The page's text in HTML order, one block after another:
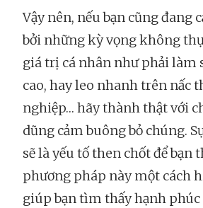
Vậy nên, nếu bạn cũng đang
bởi những kỳ vọng không
giá trị cá nhân như phải làm
cao, hay leo nhanh trên nấc
nghiệp… hãy thành thật với
dũng cảm buông bỏ chúng.
sẽ là yếu tố then chốt để bạn
phương pháp này một cách
giúp bạn tìm thấy hạnh